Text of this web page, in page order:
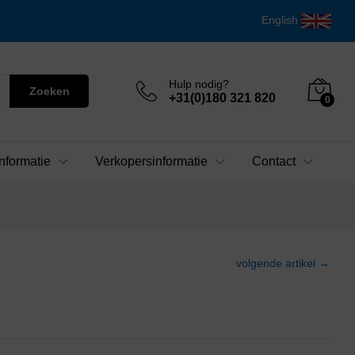
English
Zoeken
Hulp nodig?
+31(0)180 321 820 0
Verkopersinformatie Contact
volgende artikel →